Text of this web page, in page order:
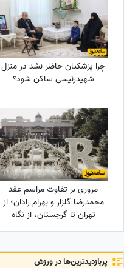
چرا پزشکیان حاضر نشد در منزل
شهیدرئیسی ساکن شود؟
مروری بر تفاوت مراسم عقد
محمدرضا گلزار و بهرام رادان؛ از
تهران تا گرجستان، از نگاه
عاشقانه رادان به مینا تا نگاه رو
+ عکس
پربازدید‌ترین‌ها در ورزش